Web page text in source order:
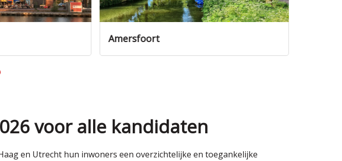
voor alle kandidaten
en Utrecht hun inwoners een overzichtelijke en toegankelijke